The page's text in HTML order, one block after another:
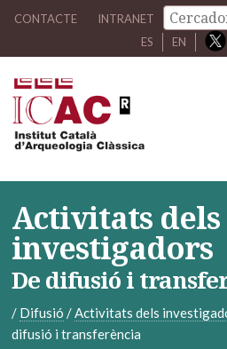
CONTACTE INTRANET
ES
EN
Activitats dels
investigadors
De difusió i
/ Difusió /Activitats dels
difusió i transferència